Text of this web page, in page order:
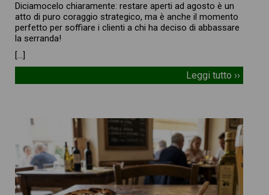
Diciamocelo chiaramente: restare aperti ad agosto è un
atto di puro coraggio strategico, ma è anche il momento
perfetto per soffiare i clienti a chi ha deciso di abbassare
la serranda!
[…]
Leggi tutto ››